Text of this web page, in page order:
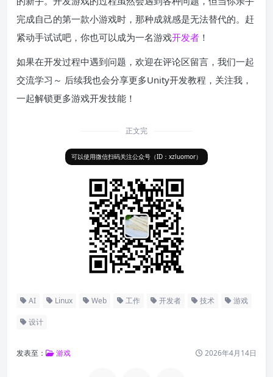
完成自己的第一款小游戏时，那种成就感是无法替代的。赶
紧动手试试吧，你也可以成为一名游戏开发者 ！
如果在开发过程中遇到问题，欢迎在评论区留言，我们一起
交流学习～ 后续我也会分享更多Unity开发教程，关注我，
一起解锁更多游戏开发技能！
正文完
可以使用微信扫码关注公众号（ID：xzluomor）
AI Linux Web 工作 开发者 技术 游戏
设计
发表至： 游戏 2026年4月14日